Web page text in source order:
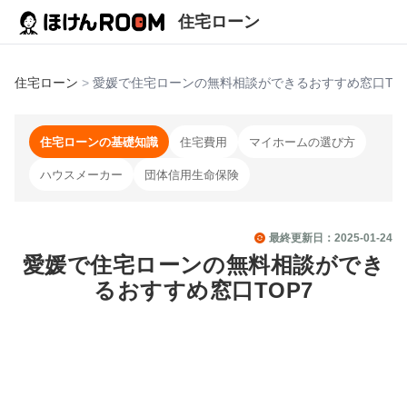
住宅ローン
住宅ローン > 愛媛で住宅ローンの無料相談ができるおすすめ窓口
住宅ローンの基礎知識 住宅費用 マイホームの選び方
ハウスメーカー 団体信用生命保険
最終更新日： 2025-01-24
愛媛で住宅ローンの無料相談ができ
るおすすめ窓口TOP7